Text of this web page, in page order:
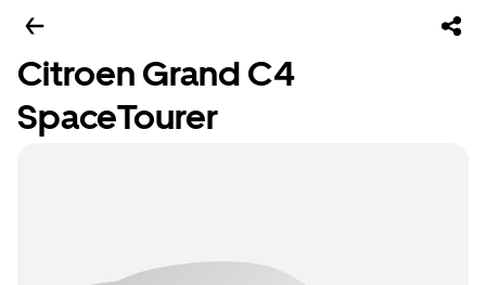
Citroen Grand C4
SpaceTourer